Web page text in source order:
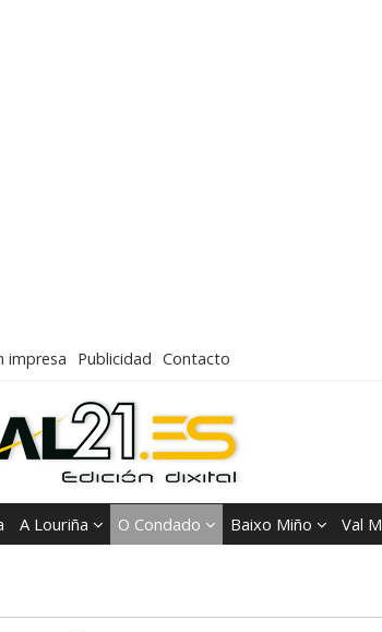
impresa Publicidad Contacto
A Louriña O Condado Baixo Miño Val